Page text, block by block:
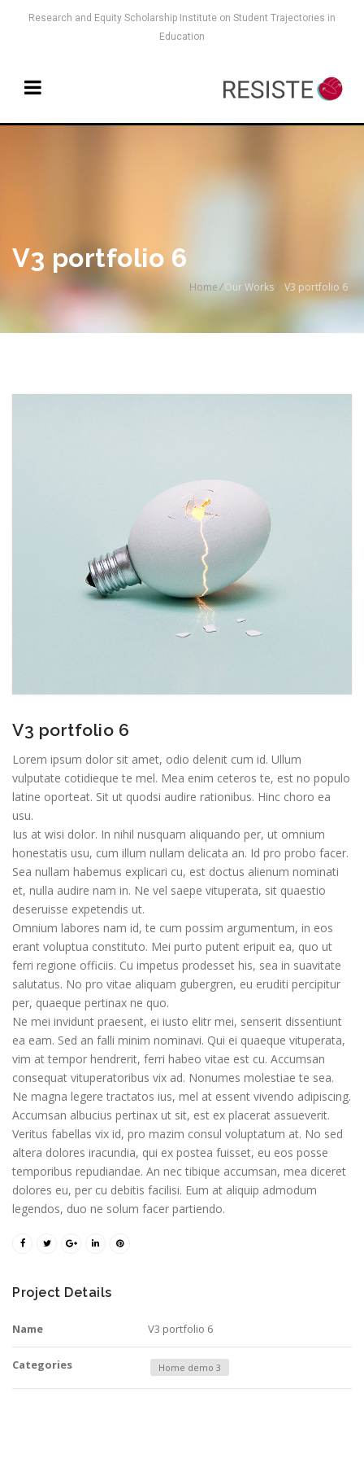
Research and Equity Scholarship Institute on Student Trajectories in
Education
V3 portfolio 6
Home/Our Works/ V3 portfolio 6
V3 portfolio 6
Lorem ipsum dolor sit amet, odio delenit cum id. Ullum
vulputate cotidieque te mel. Mea enim ceteros te, est no populo
latine oporteat. Sit ut quodsi audire rationibus. Hinc choro ea
usu.
Ius at wisi dolor. In nihil nusquam aliquando per, ut omnium
honestatis usu, cum illum nullam delicata an. Id pro probo facer.
Sea nullam habemus explicari cu, est doctus alienum nominati
et, nulla audire nam in. Ne vel saepe vituperata, sit quaestio
deseruisse expetendis ut.
Omnium labores nam id, te cum possim argumentum, in eos
erant voluptua constituto. Mei purto putent eripuit ea, quo ut
ferri regione officiis. Cu impetus prodesset his, sea in suavitate
salutatus. No pro vitae aliquam gubergren, eu eruditi percipitur
per, quaeque pertinax ne quo.
Ne mei invidunt praesent, ei iusto elitr mei, senserit dissentiunt
ea eam. Sed an falli minim nominavi. Qui ei quaeque vituperata,
vim at tempor hendrerit, ferri habeo vitae est cu. Accumsan
consequat vituperatoribus vix ad. Nonumes molestiae te sea.
Ne magna legere tractatos ius, mel at essent vivendo adipiscing.
Accumsan albucius pertinax ut sit, est ex placerat assueverit.
Veritus fabellas vix id, pro mazim consul voluptatum at. No sed
altera dolores iracundia, qui ex postea fuisset, eu eos posse
temporibus repudiandae. An nec tibique accumsan, mea diceret
dolores eu, per cu debitis facilisi. Eum at aliquip admodum
legendos, duo ne solum facer partiendo.
Project Details
Name V3 portfolio 6
Categories Home demo 3